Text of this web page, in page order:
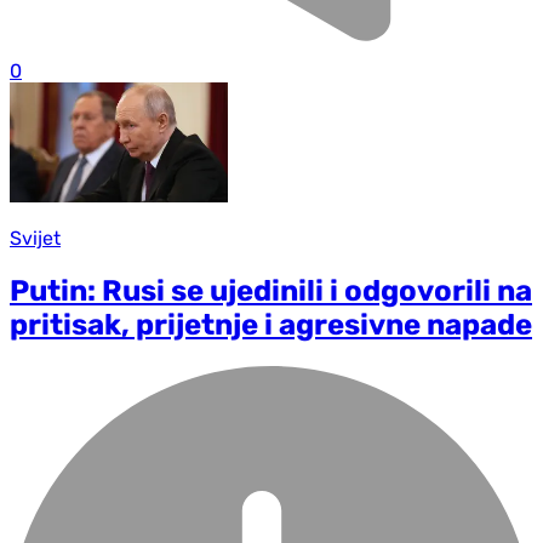
0
Svijet
Putin: Rusi se ujedinili i odgovorili na
pritisak, prijetnje i agresivne napade